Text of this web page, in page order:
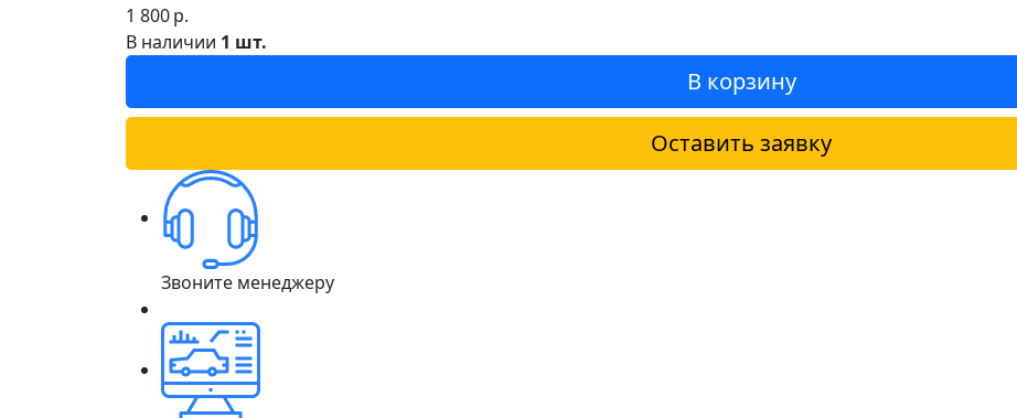
1 800р.
В наличии 1 шт.
В корзину
Оставить заявку
Звоните менеджеру